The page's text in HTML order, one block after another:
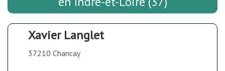
Xavier Langlet
37210 Chancay